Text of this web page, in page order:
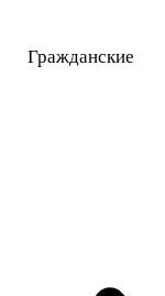
Гражданские